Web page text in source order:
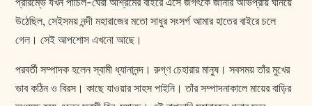
উঠেছিল, সেইসময় নন্দী মহারাজের মতো সাধুর সংসর্গ আমার হাতের বাইরে চলে
গেল। সেই আপশোস এখনো আছে।
পরবর্তী সম্পাদক হলেন স্বামী ধ্যানানন্দ। রুগ্‌ণ চেহারার মানুষ। সবসময় তাঁর মুখের
ভাব কঠিন ও বিরস। কাছে যাওয়ার সাহস পাইনি। তাঁর সম্পাদনাকালে মায়ের বাড়ির